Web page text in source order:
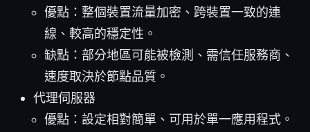
優點：整個裝置流量加密、跨裝置一致的連
線、較高的穩定性。
缺點：部分地區可能被檢測、需信任服務商、
速度取決於節點品質。
代理伺服器
優點：設定相對簡單、可用於單一應用程式。